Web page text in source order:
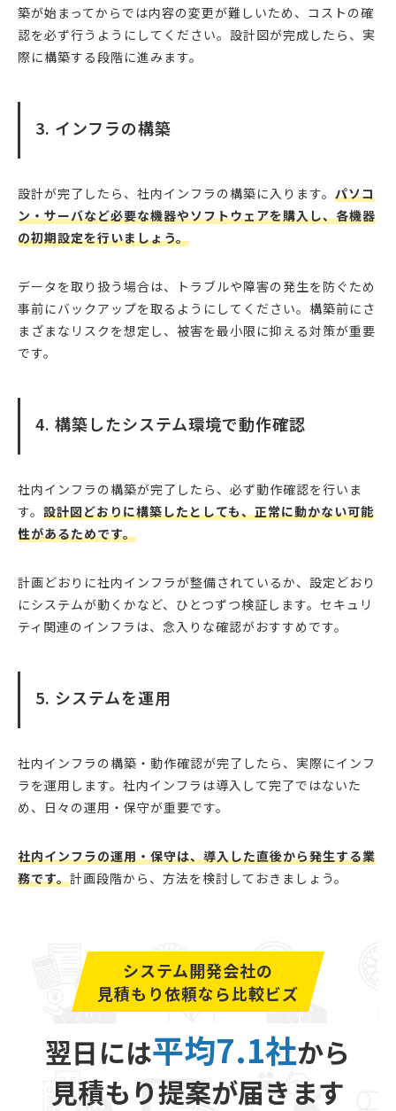
築が始まってからでは内容の変更が難しいため、コストの確
認を必ず行うようにしてください。設計図が完成したら、実
際に構築する段階に進みます。
3. インフラの構築
設計が完了したら、社内インフラの構築に入ります。 パソコ
ン・サーバなど必要な機器やソフトウェアを購入し、各機器
の初期設定を行いましょう。
データを取り扱う場合は、トラブルや障害の発生を防ぐため
事前にバックアップを取るようにしてください。構築前にさ
まざまなリスクを想定し、被害を最小限に抑える対策が重要
です。
4. 構築したシステム環境で動作確認
社内インフラの構築が完了したら、必ず動作確認を行いま
す。 設計図どおりに構築したとしても、正常に動かない可能
性があるためです。
計画どおりに社内インフラが整備されているか、設定どおり
にシステムが動くかなど、ひとつずつ検証します。セキュリ
ティ関連のインフラは、念入りな確認がおすすめです。
5. システムを運用
社内インフラの構築・動作確認が完了したら、実際にインフ
ラを運用します。社内インフラは導入して完了ではないた
め、日々の運用・保守が重要です。
社内インフラの運用・保守は、導入した直後から発生する業
務です。計画段階から、方法を検討しておきましょう。
システム開発会社の
見積もり依頼なら比較ビズ
翌日には平均7.1社から
見積もり提案が届きます